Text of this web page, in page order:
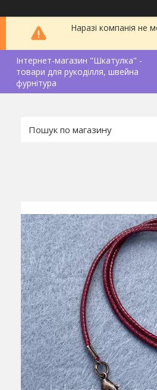
Наразі компанія не
Інтернет-магазин "Шкатулка" -
товари для рукоділля, швейна
фурнітура